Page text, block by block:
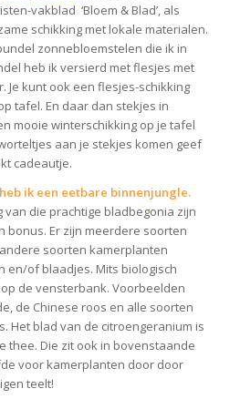
vakblad ‘Bloem & Blad’, als
schikking met lokale materialen.
zonnebloemstelen die ik in
heb ik versierd met flesjes met
Je kunt ook een flesjes-schikking
tafel. En daar dan stekjes in
mooie winterschikking op je tafel
aan je stekjes komen geef
cadeautje.
ik een eetbare binnenjungle.
die prachtige bladbegonia zijn
bonus. Er zijn meerdere soorten
soorten kamerplanten
en/of blaadjes. Mits biologisch
de vensterbank. Voorbeelden
de Chinese roos en alle soorten
Het blad van de citroengeranium is
thee. Die zit ook in bovenstaande
voor kamerplanten door door
teelt!